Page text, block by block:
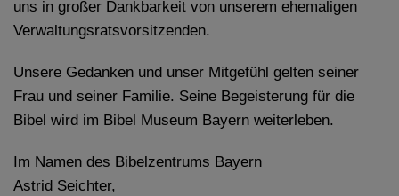
uns in großer Dankbarkeit von unserem ehemaligen
Verwaltungsratsvorsitzenden.
Unsere Gedanken und unser Mitgefühl gelten seiner
Frau und seiner Familie. Seine Begeisterung für die
Bibel wird im Bibel Museum Bayern weiterleben.
Im Namen des Bibelzentrums Bayern
Astrid Seichter,